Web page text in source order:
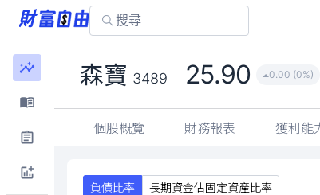
森寶 3489 25.90 0.00 (0%)
個股概覽 財務報表 獲利能
負債比率 長期資金佔固定資產比率